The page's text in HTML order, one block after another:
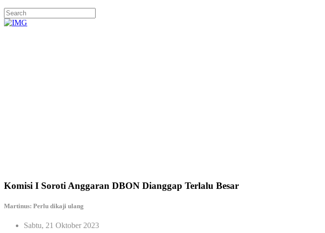
Komisi I Soroti Anggaran DBON Dianggap Terlalu Besar
Martinus: Perlu dikaji ulang
Sabtu, 21 Oktober 2023